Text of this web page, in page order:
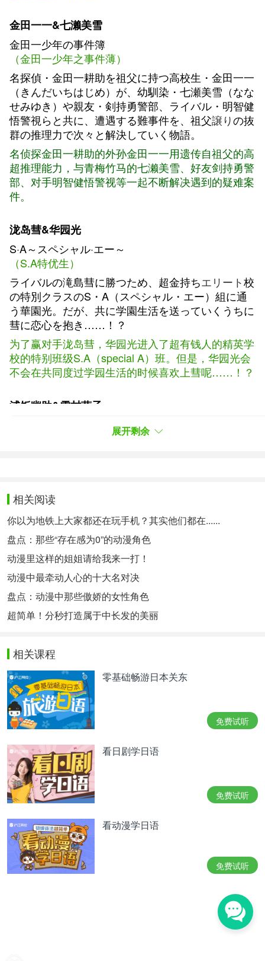
金田一一&七濑美雪
金田一少年の事件簿
（金田一少年之事件薄）
名探偵・金田一耕助を祖父に持つ高校生・金田一一
（きんだいちはじめ）が、幼馴染・七瀬美雪（なな
せみゆき）や親友・剣持勇警部、ライバル・明智健
悟警視らと共に、遭遇する難事件を、祖父譲りの抜
群の推理力で次々と解決していく物語。
名侦探金田一耕助的外孙金田一一用遗传自祖父的高
超推理能力， 与青梅竹马的七濑美雪、好友剑持勇警
部、对手明智健悟警视等一起不断解决遇到的疑难案
件。
泷岛彗&华园光
S·A～スペシャル·エー～
（S.A特优生）
ライバルの滝島彗に勝つため、超金持ちエリート校
の特別クラスのS・A（スペシャル・エー）組に通
う華園光。だが、共に学園生活を送っていくうちに
彗に恋心を抱き……！？
为了赢对手泷岛彗，华园光进入了超有钱人的精英学
校的特别班级S.A（special A）班。但是，华园光会
不会在共同度过学园生活的时候喜欢上彗呢……！？
浦饭幽助&雪村萤子
幽☆遊☆白書ゆうゆうはくしょ
主人公浦饭幽助一出场就因交通事故死亡，经过各种
各样的考验后重新复活。之后，作为灵界侦探活动。
爱德华&温莉
鋼の錬金術師
（钢之炼金术师）
12歳となったエドワードは国家錬金術師となり、二
つ名「鋼」を授けられ、アルフォンスと共に元の体
る。しかし、旅先では数々の
を待っていた。
爱德华12岁成了国家炼金术师，并授予别称“钢”，
了恢复原来的身体，他
巨大能量的贤者之石的旅程。但是，前面的旅途中有
各种各样的考验在等着艾尔利克兄弟。
仲上真一郎&汤浅比吕美
true tears
（真实之泪）
れなくなった少女「石動乃絵」と出会う。彼女は過
去に起こったある出来事がきっかけで、涙が流せな
くなったのだという。眞一郎は彼女との出会いをき
っかけに比呂美、親友「野伏三代吉」、幼馴染み
方に変化を生じさせていく。彼らはそれぞれに悩
有一天，真一郎在学校的后院和爬上树后下不来的少
展开剩余
相关阅读
你以为地铁上大家都还在玩手机？其实他们都在......
盘点：那些“存在感为0”的动漫角色
动漫里这样的姐姐请给我来一打！
动漫中最牵动人心的十大名对决
盘点：动漫中那些傲娇的女性角色
超简单！分秒打造属于中长发的美丽
相关课程
零基础畅游日本关东
免费试听
看日剧学日语
免费试听
看动漫学日语
免费试听